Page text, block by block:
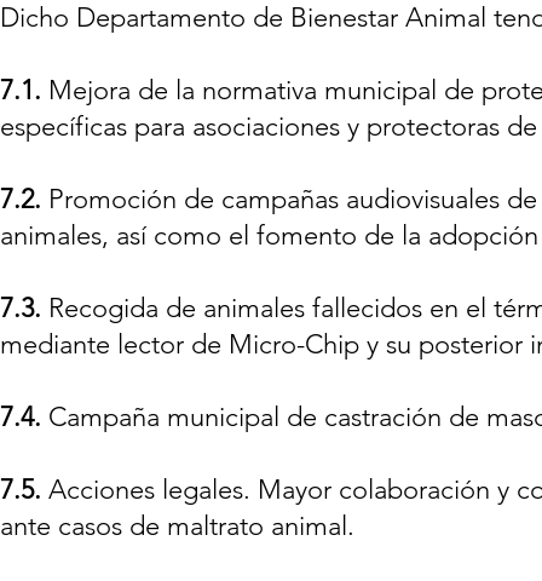
Dicho Departamento de Bienestar Animal
7.1. Mejora de la normativa municipal de
específicas para asociaciones y protectoras
7.2. Promoción de campañas audiovisuales
animales, así como el fomento de la
7.3. Recogida de animales fallecidos en el
mediante lector de Micro-Chip y su posterior
7.4. Campaña municipal de castración de
7.5. Acciones legales. Mayor colaboración y
ante casos de maltrato animal.